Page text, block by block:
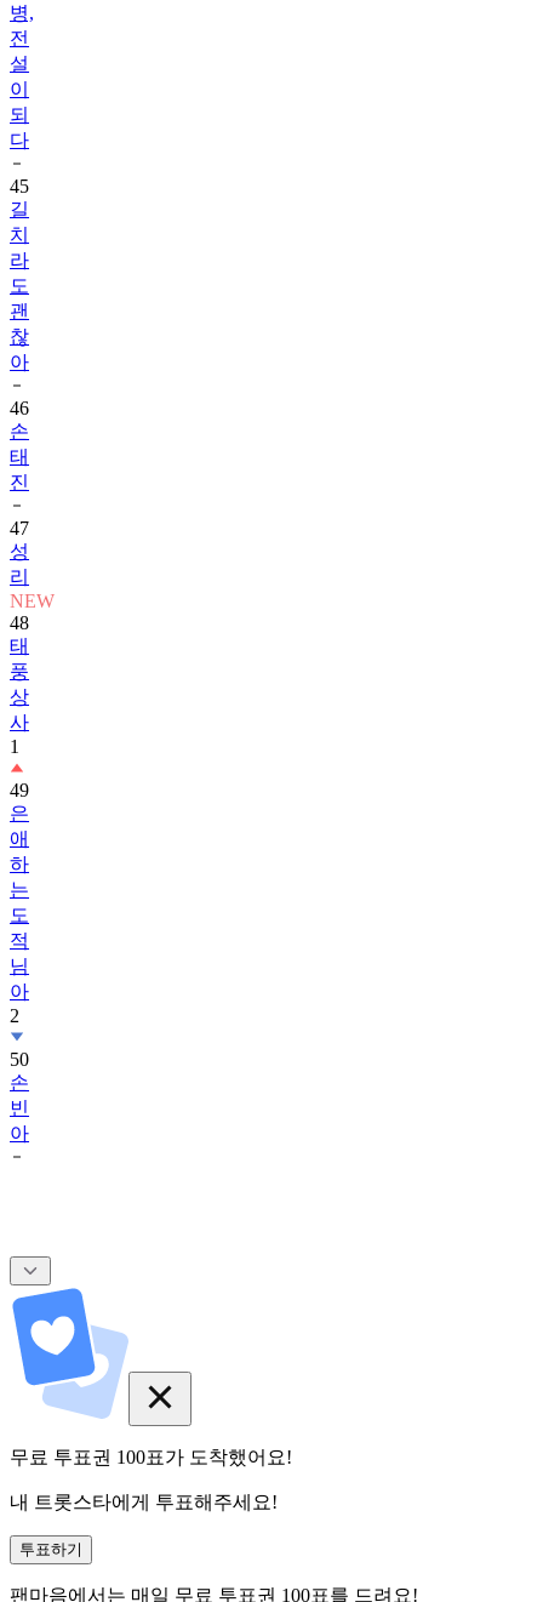
병,
전
설
이
되
다
45
길
치
라
도
괜
찮
아
46
손
태
진
47
성
리
NEW
48
태
풍
상
사
1
49
은
애
하
는
도
적
님
아
2
50
손
빈
아
무료 투표권 100표가 도착했어요!
내 트롯스타에게 투표해주세요!
투표하기
팬마음에서는 매일 무료 투표권 100표를 드려요!